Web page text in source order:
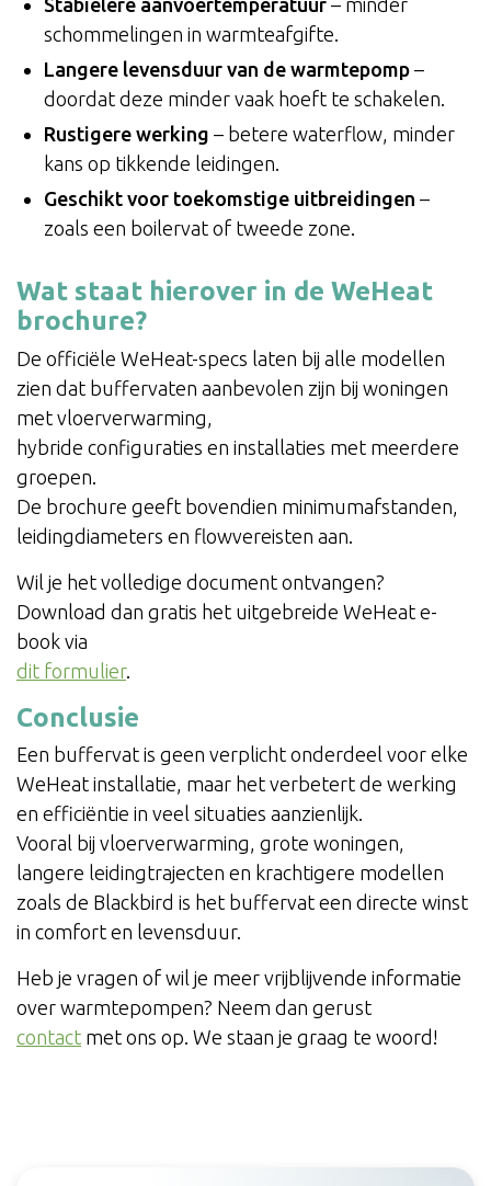
Stabielere aanvoertemperatuur – minder
schommelingen in warmteafgifte.
Langere levensduur van de warmtepomp –
doordat deze minder vaak hoeft te schakelen.
Rustigere werking – betere waterflow, minder
kans op tikkende leidingen.
Geschikt voor toekomstige uitbreidingen –
zoals een boilervat of tweede zone.
Wat staat hierover in de WeHeat
brochure?
De officiële WeHeat-specs laten bij alle modellen
zien dat buffervaten aanbevolen zijn bij woningen
met vloerverwarming,
hybride configuraties en installaties met meerdere
groepen.
De brochure geeft bovendien minimumafstanden,
leidingdiameters en flowvereisten aan.
Wil je het volledige document ontvangen?
Download dan gratis het uitgebreide WeHeat e-
book via
dit formulier.
Conclusie
Een buffervat is geen verplicht onderdeel voor elke
WeHeat installatie, maar het verbetert de werking
en efficiëntie in veel situaties aanzienlijk.
Vooral bij vloerverwarming, grote woningen,
langere leidingtrajecten en krachtigere modellen
zoals de Blackbird is het buffervat een directe winst
in comfort en levensduur.
Heb je vragen of wil je meer vrijblijvende informatie
over warmtepompen? Neem dan gerust
contact met ons op. We staan je graag te woord!